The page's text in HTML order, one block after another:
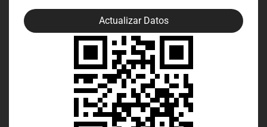
Actualizar Datos